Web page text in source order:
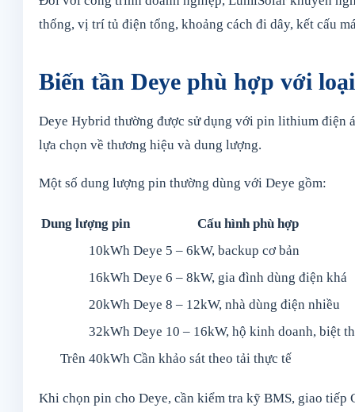
thống, vị trí tủ điện tổng, khoảng cách đi dây, kết cấu
Biến tần Deye phù hợp với
Deye Hybrid thường được sử dụng với pin lithium điện
lựa chọn về thương hiệu và dung lượng.
Một số dung lượng pin thường dùng với Deye gồm:
Dung lượng pin
Cấu hình phù hợp
10kWh Deye 5 – 6kW, backup cơ bản
16kWh Deye 6 – 8kW, gia đình dùng điện khá
20kWh Deye 8 – 12kW, nhà dùng điện nhiều
32kWh Deye 10 – 16kW, hộ kinh doanh, biệt
Trên 40kWh Cần khảo sát theo tải thực tế
Khi chọn pin cho Deye, cần kiểm tra kỹ BMS, giao tiếp